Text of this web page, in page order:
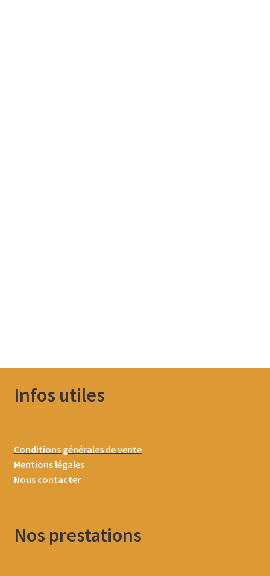
Infos utiles
Conditions générales de vente
Mentions légales
Nous contacter
Nos prestations